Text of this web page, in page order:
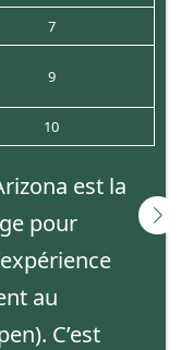
7
9
10
est la
pour
au
C’est